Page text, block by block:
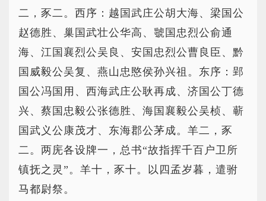
二，豕二。西序：越国武庄公胡大海、梁国公
赵德胜、巢国武壮公华高、虢国忠烈公俞通
海、江国襄烈公吴良、安国忠烈公曹良臣、黔
国威毅公吴复、燕山忠愍侯孙兴祖。东序：郢
国公冯国用、西海武庄公耿再成、济国公丁德
兴、蔡国忠毅公张德胜、海国襄毅公吴桢、蕲
国武义公康茂才、东海郡公茅成。羊二，豕
二。两庑各设牌一，总书“故指挥千百户卫所
镇抚之灵”。羊十，豕十。以四孟岁暮，遣驸
马都尉祭。